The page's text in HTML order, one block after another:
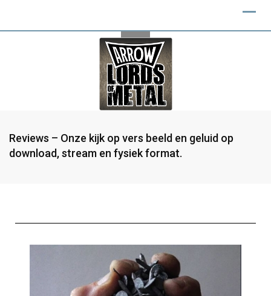
Reviews – Onze kijk op vers beeld en geluid op
download, stream en fysiek format.